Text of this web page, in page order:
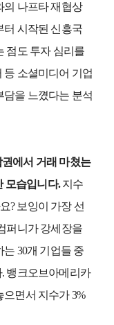
의 나프타 재협상
터 시작된 신흥국
점도 투자 심리를
등 소셜미디어 기업
담을 느꼈다는 분석
에서 거래 마쳤는
모습입니다.지수
? 보잉이 가장 선
퍼니가 강세장을
30개 기업들 중
뱅크오브아메리카
면서 지수가 3%